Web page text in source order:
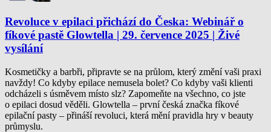
Revoluce v epilaci přichází do Česka: Webinář o
fíkové pastě Glowtella | 29. července 2025 | Živé
vysílání
Kosmetičky a barbři, připravte se na průlom, který změní vaši praxi
navždy! Co kdyby epilace nemusela bolet? Co kdyby vaši klienti
odcházeli s úsměvem místo slz? Zapomeňte na všechno, co jste
o epilaci dosud věděli. Glowtella – první česká značka fíkové
epilační pasty – přináší revoluci, která mění pravidla hry v beauty
průmyslu.